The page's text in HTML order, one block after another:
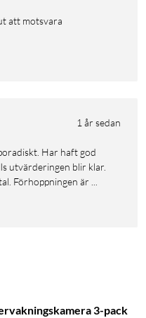
1 år sedan
utvärderingen blir klar.
Förhoppningen är ...
3-pack